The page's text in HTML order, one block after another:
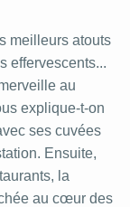
meilleurs atouts
effervescents...
au
explique-t-on
ses cuvées
Ensuite,
la
au cœur des